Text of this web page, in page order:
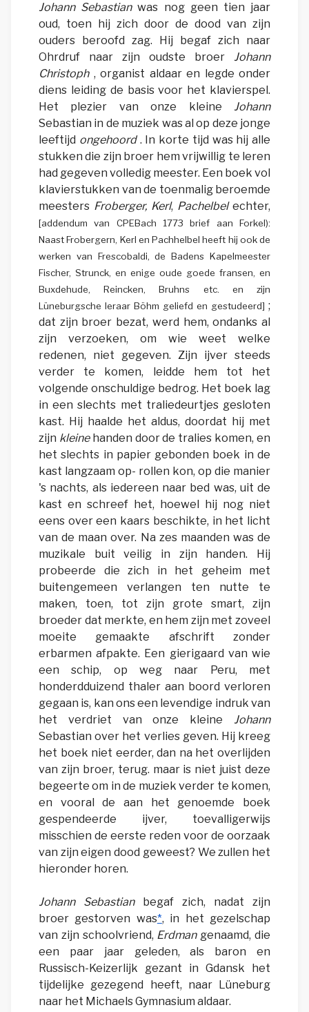
Johann Sebastianwas nog geen tien jaar
oud, toen hij zich door de dood van zijn
ouders beroofd zag. Hij begaf zich naar
Ohrdruf naar zijn oudste broer Johann
Christoph, organist aldaar en legde onder
diens leiding de basis voor het klavierspel.
Het plezier van onze kleine Johann
Sebastian in de muziek was al op deze jonge
leeftijd ongehoord. In korte tijd was hij alle
stukken die zijn broer hem vrijwillig te leren
had gegeven volledig meester. Een boek vol
klavierstukken van de toenmalig beroemde
meesters Froberger, Kerl, Pachelbelechter,
[addendum van CPEBach 1773 brief aan Forkel):
Naast Frobergern, Kerl en Pachhelbel heeft hij ook de
werken van Frescobaldi, de Badens Kapelmeester
Fischer, Strunck, en enige oude goede fransen, en
Buxdehude, Reincken, Bruhns etc. en zijn
Lüneburgsche leraar Böhm geliefd en gestudeerd] ;
dat zijn broer bezat, werd hem, ondanks al
zijn verzoeken, om wie weet welke
redenen, niet gegeven. Zijn ijver steeds
verder te komen, leidde hem tot het
volgende onschuldige bedrog. Het boek lag
in een slechts met traliedeurtjes gesloten
kast. Hij haalde het aldus, doordat hij met
zijn kleinehanden door de tralies komen, en
het slechts in papier gebonden boek in de
kast langzaam op- rollen kon, op die manier
's nachts, als iedereen naar bed was, uit de
kast en schreef het, hoewel hij nog niet
eens over een kaars beschikte, in het licht
van de maan over. Na zes maanden was de
muzikale buit veilig in zijn handen. Hij
probeerde die zich in het geheim met
buitengemeen verlangen ten nutte te
maken, toen, tot zijn grote smart, zijn
broeder dat merkte, en hem zijn met zoveel
moeite gemaakte afschrift zonder
erbarmen afpakte. Een gierigaard van wie
een schip, op weg naar Peru, met
honderdduizend thaler aan boord verloren
gegaan is, kan ons een levendige indruk van
het verdriet van onze kleine Johann
Sebastian over het verlies geven. Hij kreeg
het boek niet eerder, dan na het overlijden
van zijn broer, terug. maar is niet juist deze
begeerte om in de muziek verder te komen,
en vooral de aan het genoemde boek
gespendeerde ijver, toevalligerwijs
misschien de eerste reden voor de oorzaak
van zijn eigen dood geweest? We zullen het
hieronder horen.
Johann Sebastianbegaf zich, nadat zijn
broer gestorven was*, in het gezelschap
van zijn schoolvriend, Erdmangenaamd, die
een paar jaar geleden, als baron en
Russisch-Keizerlijk gezant in Gdansk het
tijdelijke gezegend heeft, naar Lüneburg
naar het Michaels Gymnasium aldaar.